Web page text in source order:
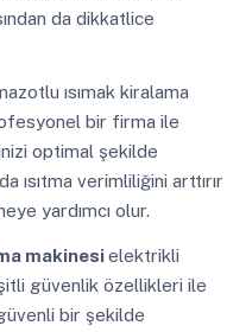
da dikkatlice
ısımak kiralama
bir firma ile
optimal şekilde
ısıtma verimliliğini arttırır
yardımcı olur.
makinesielektrikli
güvenlik özellikleri ile
bir şekilde